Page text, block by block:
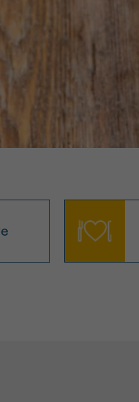
le formulaire de
savoir plus sur
Envoyer